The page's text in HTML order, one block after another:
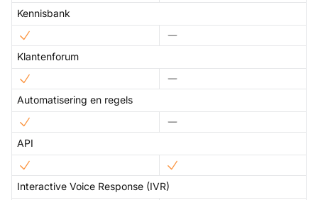
Kennisbank
Klantenforum
Automatisering en regels
API
Interactive Voice Response (IVR)